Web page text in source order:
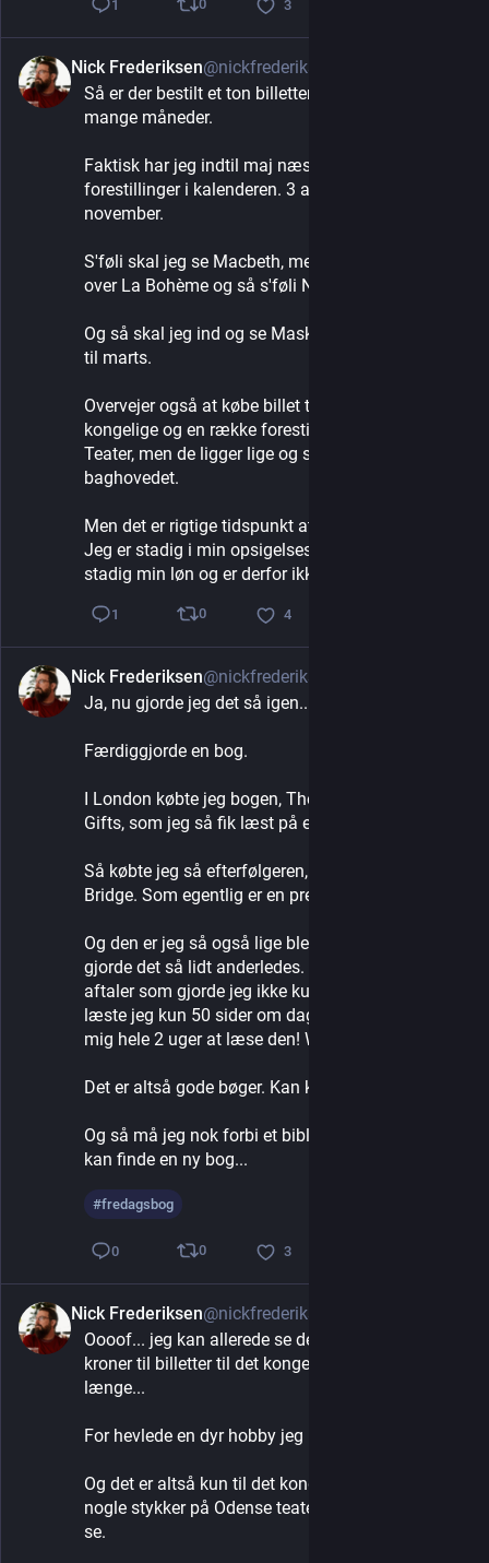
1 0 3
Nick Frederiksen@nickfrederiksen
Så er der bestilt et ton billetter til teateret de næste
mange måneder.
Faktisk har jeg indtil maj næste år hele 11
forestillinger i kalenderen. 3 af dem ligger i
november.
S'føli skal jeg se Macbeth, men faldt også lige
over La Bohème og så s'føli Nødeknækkeren.
Og så skal jeg ind og se Maskerade med min mor
til marts.
Overvejer også at købe billet til Askepot på det
kongelige og en række forestillinger på Odense
Teater, men de ligger lige og summer i
baghovedet.
Men det er rigtige tidspunkt at købe billetterne på.
Jeg er stadig i min opsigelsesperiode, så jeg får
stadig min løn og er derfor ikke på dagpenge.
1 0 4
Nick Frederiksen@nickfrederiksen
Ja, nu gjorde jeg det så igen...
Færdiggjorde en bog.
I London købte jeg bogen, The Girl With All The
Gifts, som jeg så fik læst på en uge.
Så købte jeg så efterfølgeren, The Boy on the
Bridge. Som egentlig er en prequel.
Og den er jeg så også lige blevet færdig med. Jeg
gjorde det så lidt anderledes. Havde en masse
aftaler som gjorde jeg ikke kunne læse og så
læste jeg kun 50 sider om dagen.... så nu tog det
mig hele 2 uger at læse den! Woop woop.
Det er altså gode bøger. Kan kun anbefales.
Og så må jeg nok forbi et bibliotek og se om jeg
kan finde en ny bog...
#fredagsbog
0 0 3
Nick Frederiksen@nickfrederiksen
Oooof... jeg kan allerede se der ligger en 4-5.000
kroner til billetter til det kongelige teater inden så
længe...
For hevlede en dyr hobby jeg har fået mig...
Og det er altså kun til det kongelige. Der er også
nogle stykker på Odense teater jeg også gerne vil
se.